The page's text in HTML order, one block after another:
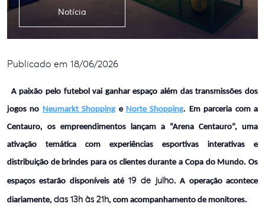
Notícia
Publicado em 18/06/2026
A paixão pelo futebol vai ganhar espaço além das transmissões dos
jogos no Neumarkt Shopping e Norte Shopping. Em parceria com a
Centauro, os empreendimentos lançam a “Arena Centauro”, uma
ativação temática com experiências esportivas interativas e
distribuição de brindes para os clientes durante a Copa do Mundo. Os
espaços estarão disponíveis até 19 de julho. A operação acontece
diariamente, das 13h às 21h, com acompanhamento de monitores.